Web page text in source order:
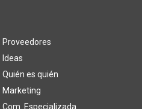
Proveedores
Ideas
Quién es quién
Marketing
Com. Especializada